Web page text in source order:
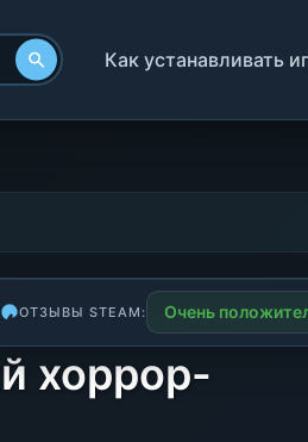
Как устанавливать
хоррор-
ОТЗЫВЫ STEAM: Очень